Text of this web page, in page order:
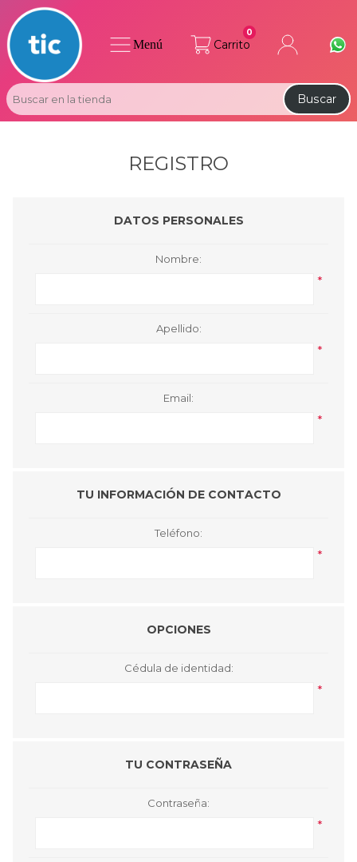
Carrito
0
Buscar
Menú
REGISTRO
DATOS PERSONALES
Nombre:
*
Apellido:
*
Email:
*
TU INFORMACIÓN DE CONTACTO
Teléfono:
*
OPCIONES
Cédula de identidad:
*
TU CONTRASEÑA
Contraseña:
*